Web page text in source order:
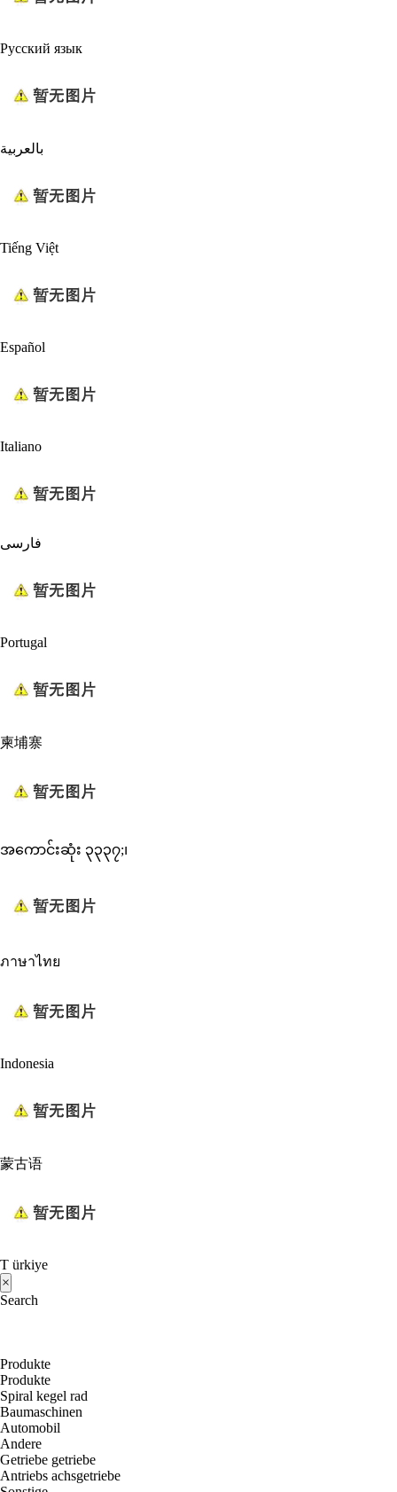
Русский язык
بالعربية
Tiếng Việt
Español
Italiano
فارسی
Portugal
柬埔寨
အကောင်းဆုံး ၃၃၃၇;၊
ภาษาไทย
Indonesia
蒙古语
T ürkiye
×
Search
Produkte
Produkte
Spiral kegel rad
Baumaschinen
Automobil
Andere
Getriebe getriebe
Antriebs achsgetriebe